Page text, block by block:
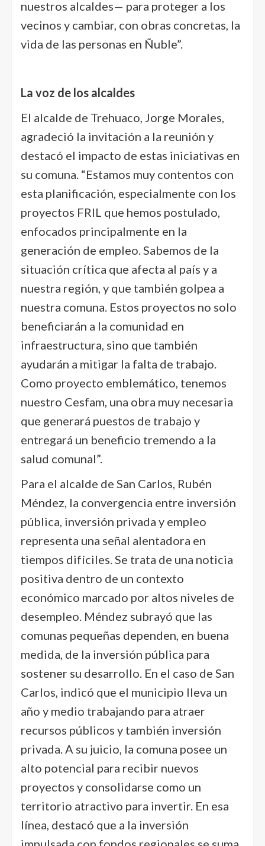
nuestros alcaldes— para proteger a los
vecinos y cambiar, con obras concretas, la
vida de las personas en Ñuble”.
La voz de los alcaldes
El alcalde de Trehuaco, Jorge Morales,
agradeció la invitación a la reunión y
destacó el impacto de estas iniciativas en
su comuna. “Estamos muy contentos con
esta planificación, especialmente con los
proyectos FRIL que hemos postulado,
enfocados principalmente en la
generación de empleo. Sabemos de la
situación crítica que afecta al país y a
nuestra región, y que también golpea a
nuestra comuna. Estos proyectos no solo
beneficiarán a la comunidad en
infraestructura, sino que también
ayudarán a mitigar la falta de trabajo.
Como proyecto emblemático, tenemos
nuestro Cesfam, una obra muy necesaria
que generará puestos de trabajo y
entregará un beneficio tremendo a la
salud comunal”.
Para el alcalde de San Carlos, Rubén
Méndez, la convergencia entre inversión
pública, inversión privada y empleo
representa una señal alentadora en
tiempos difíciles. Se trata de una noticia
positiva dentro de un contexto
económico marcado por altos niveles de
desempleo. Méndez subrayó que las
comunas pequeñas dependen, en buena
medida, de la inversión pública para
sostener su desarrollo. En el caso de San
Carlos, indicó que el municipio lleva un
año y medio trabajando para atraer
recursos públicos y también inversión
privada. A su juicio, la comuna posee un
alto potencial para recibir nuevos
proyectos y consolidarse como un
territorio atractivo para invertir. En esa
línea, destacó que a la inversión